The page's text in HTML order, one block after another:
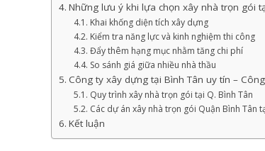
Những lưu ý khi lựa chọn xây nhà trọn gói
Khai khống diện tích xây dựng
Kiểm tra năng lực và kinh nghiệm thi công
Đẩy thêm hạng mục nhằm tăng chi phí
So sánh giá giữa nhiều nhà thầu
Công ty xây dựng tại Bình Tân uy tín –
Quy trình xây nhà trọn gói tại Q. Bình Tân
Các dự án xây nhà trọn gói Quận Bình Tân
Kết luận